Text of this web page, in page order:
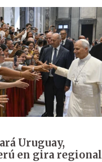
Uruguay,
en gira regional